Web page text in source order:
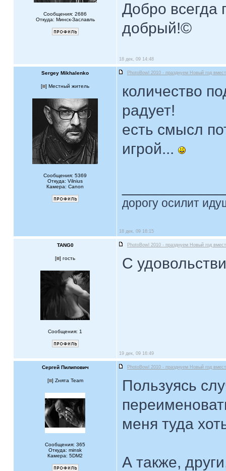
Сообщения: 2686
Откуда: Минск-Заславль
Добро всегда
добрый!©
18 дек, 09 14:48
Sergey Mikhalenko PhotoBowl 2010 - празднуем Новый год
[ ] Местный житель
Сообщения: 5369
Откуда: Vilnius
Камера: Canon
количество
радует!
есть смысл
игрой...
дорогу осилит
18 дек, 09 16:15
TANG0 PhotoBowl 2010 - празднуем Новый год
[ ] гость
Сообщения: 1
С
19 дек, 09 16:49
Сергей Пилипович PhotoBowl 2010 - празднуем Новый год
[ ] Zнята Team
Сообщения: 365
Откуда: minsk
Камера: 5DM2
Пользуясь
меня туда
А также,